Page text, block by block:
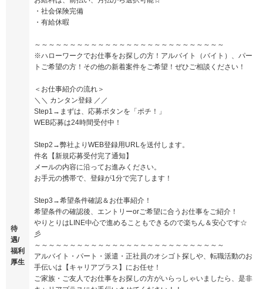
待
遇/
福利
厚生
・社会保険完備
・有給休暇
～～～～～～～～～～～～～～～～～～～～～～～～～～～
※ハローワークでお仕事をお探しの方！アルバイト（バイト）、パー
トご希望の方！その他の新着案件をご希望！ぜひご相談ください！
＜お仕事紹介の流れ＞
＼＼ カンタン登録 ／／
Step1→まずは、応募ボタンを「ポチ！」
WEB応募は24時間受付中！
Step2→弊社よりWEB登録用URLを送付します。
件名【新規応募受付完了通知】
メールの内容に沿ってお進みください。
お手元の携帯で、登録が1分で完了します！
Step3→希望条件確認＆お仕事紹介！
希望条件の確認後、エントリーorご希望に合うお仕事をご紹介！
やりとりはLINE中心で進めることもできるので楽ちん＆安心です☆
彡
～～～～～～～～～～～～～～～～～～～～～～～～～～～
アルバイト・パート・派遣・正社員のオシゴト探しや、転職活動のお
手伝いは【キャリアプラス】にお任せ！
ご家族・ご友人でお仕事をお探しの方がいらっしゃいましたら、是非